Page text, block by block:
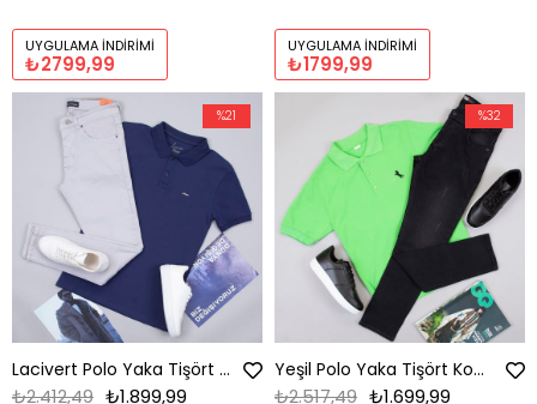
UYGULAMA İNDIRIMI
₺2799,99
UYGULAMA İNDIRIMI
₺1799,99
Lacivert Polo Yaka Tişört Kombini Erkek | Slim Fit Günlük Şık Komple Set
₺1.899,99
₺2.412,49
%21
Yeşil Polo Yaka Tişört Kombini Erkek | Slim Fit Günlük Şık Komple Set
₺1.699,99
₺2.517,49
%32